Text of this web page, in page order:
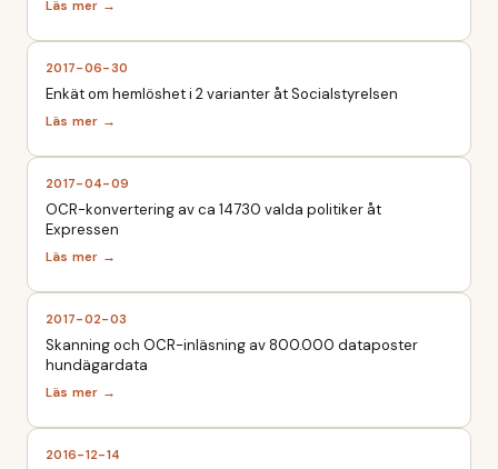
2017-06-30
Enkät om hemlöshet i 2 varianter åt Socialstyrelsen
2017-04-09
OCR-konvertering av ca 14730 valda politiker åt
Expressen
2017-02-03
Skanning och OCR-inläsning av 800.000 dataposter
hundägardata
2016-12-14